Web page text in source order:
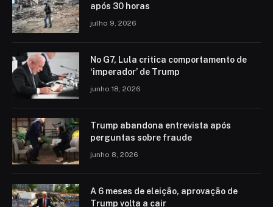
após 30 horas
julho 9, 2026
No G7, Lula critica comportamento de
‘imperador’ de Trump
junho 18, 2026
Trump abandona entrevista após
perguntas sobre fraude
junho 8, 2026
A 6 meses de eleição, aprovação de
Trump volta a cair